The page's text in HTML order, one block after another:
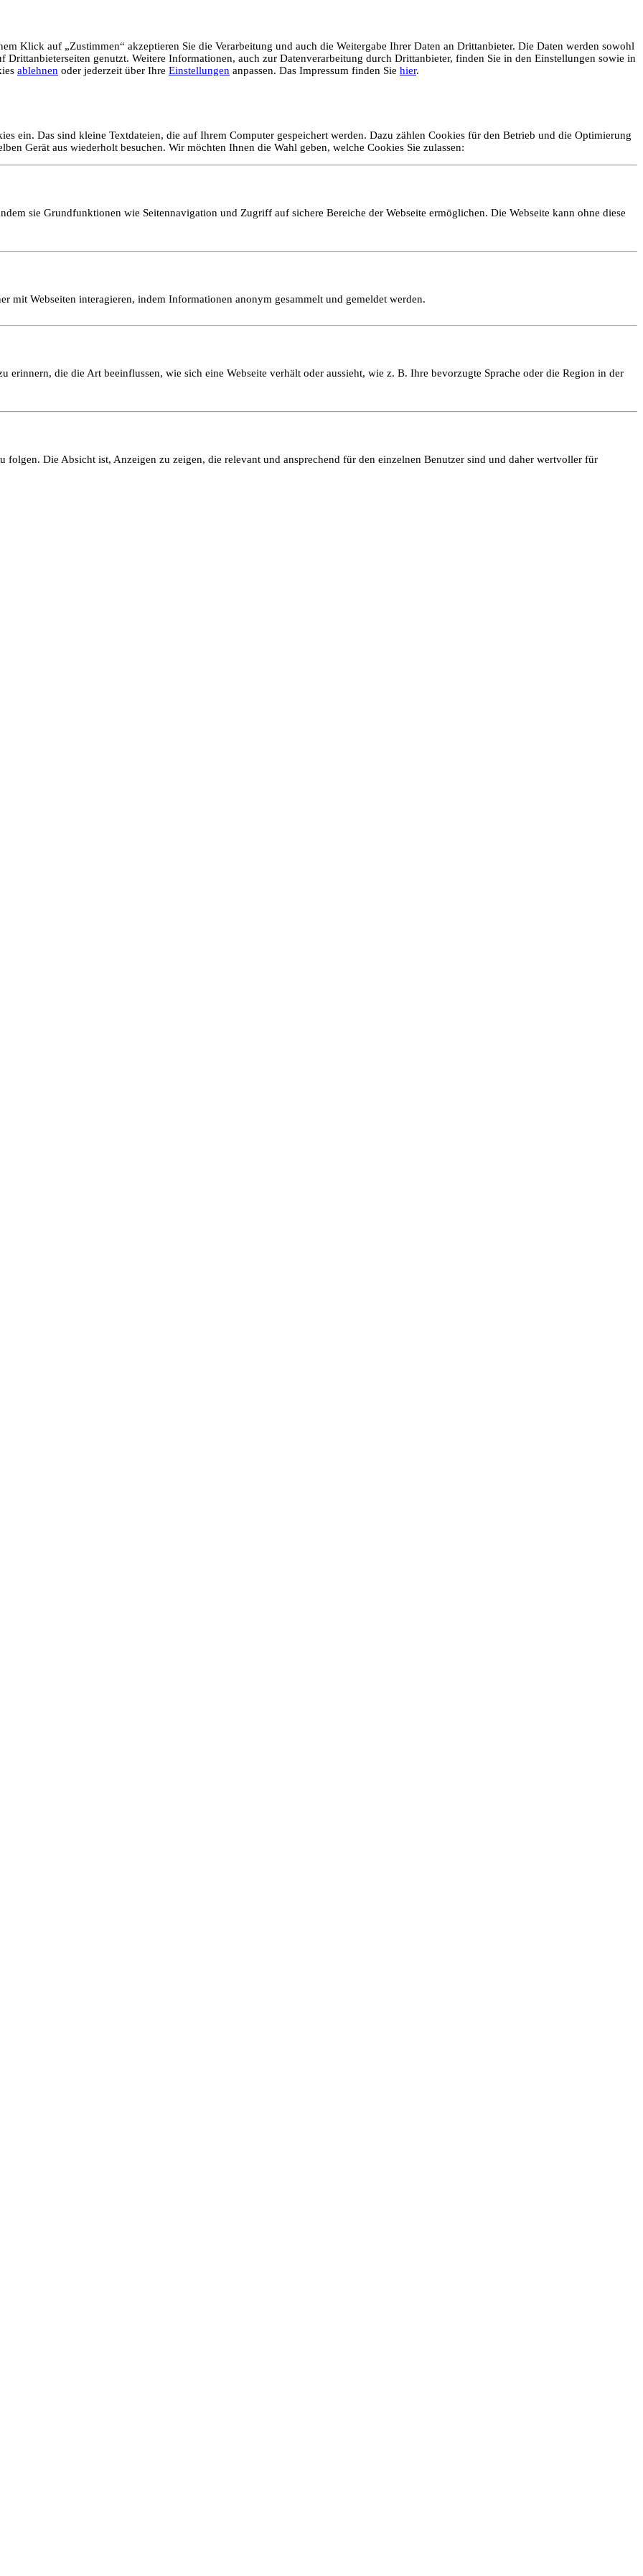
Klick auf „Zustimmen“ akzeptieren Sie die Verarbeitung und auch die Weitergabe Ihrer Daten an Drittanbieter. Die Daten werden sowohl
genutzt. Weitere Informationen, auch zur Datenverarbeitung durch Drittanbieter, finden Sie in den Einstellungen sowie in
ablehnen oder jederzeit über Ihre Einstellungen anpassen. Das Impressum finden Sie hier.
ein. Das sind kleine Textdateien, die auf Ihrem Computer gespeichert werden. Dazu zählen Cookies für den Betrieb und die Optimierung
Gerät aus wiederholt besuchen. Wir möchten Ihnen die Wahl geben, welche Cookies Sie zulassen:
sie Grundfunktionen wie Seitennavigation und Zugriff auf sichere Bereiche der Webseite ermöglichen. Die Webseite kann ohne diese
mit Webseiten interagieren, indem Informationen anonym gesammelt und gemeldet werden.
erinnern, die die Art beeinflussen, wie sich eine Webseite verhält oder aussieht, wie z. B. Ihre bevorzugte Sprache oder die Region in der
folgen. Die Absicht ist, Anzeigen zu zeigen, die relevant und ansprechend für den einzelnen Benutzer sind und daher wertvoller für